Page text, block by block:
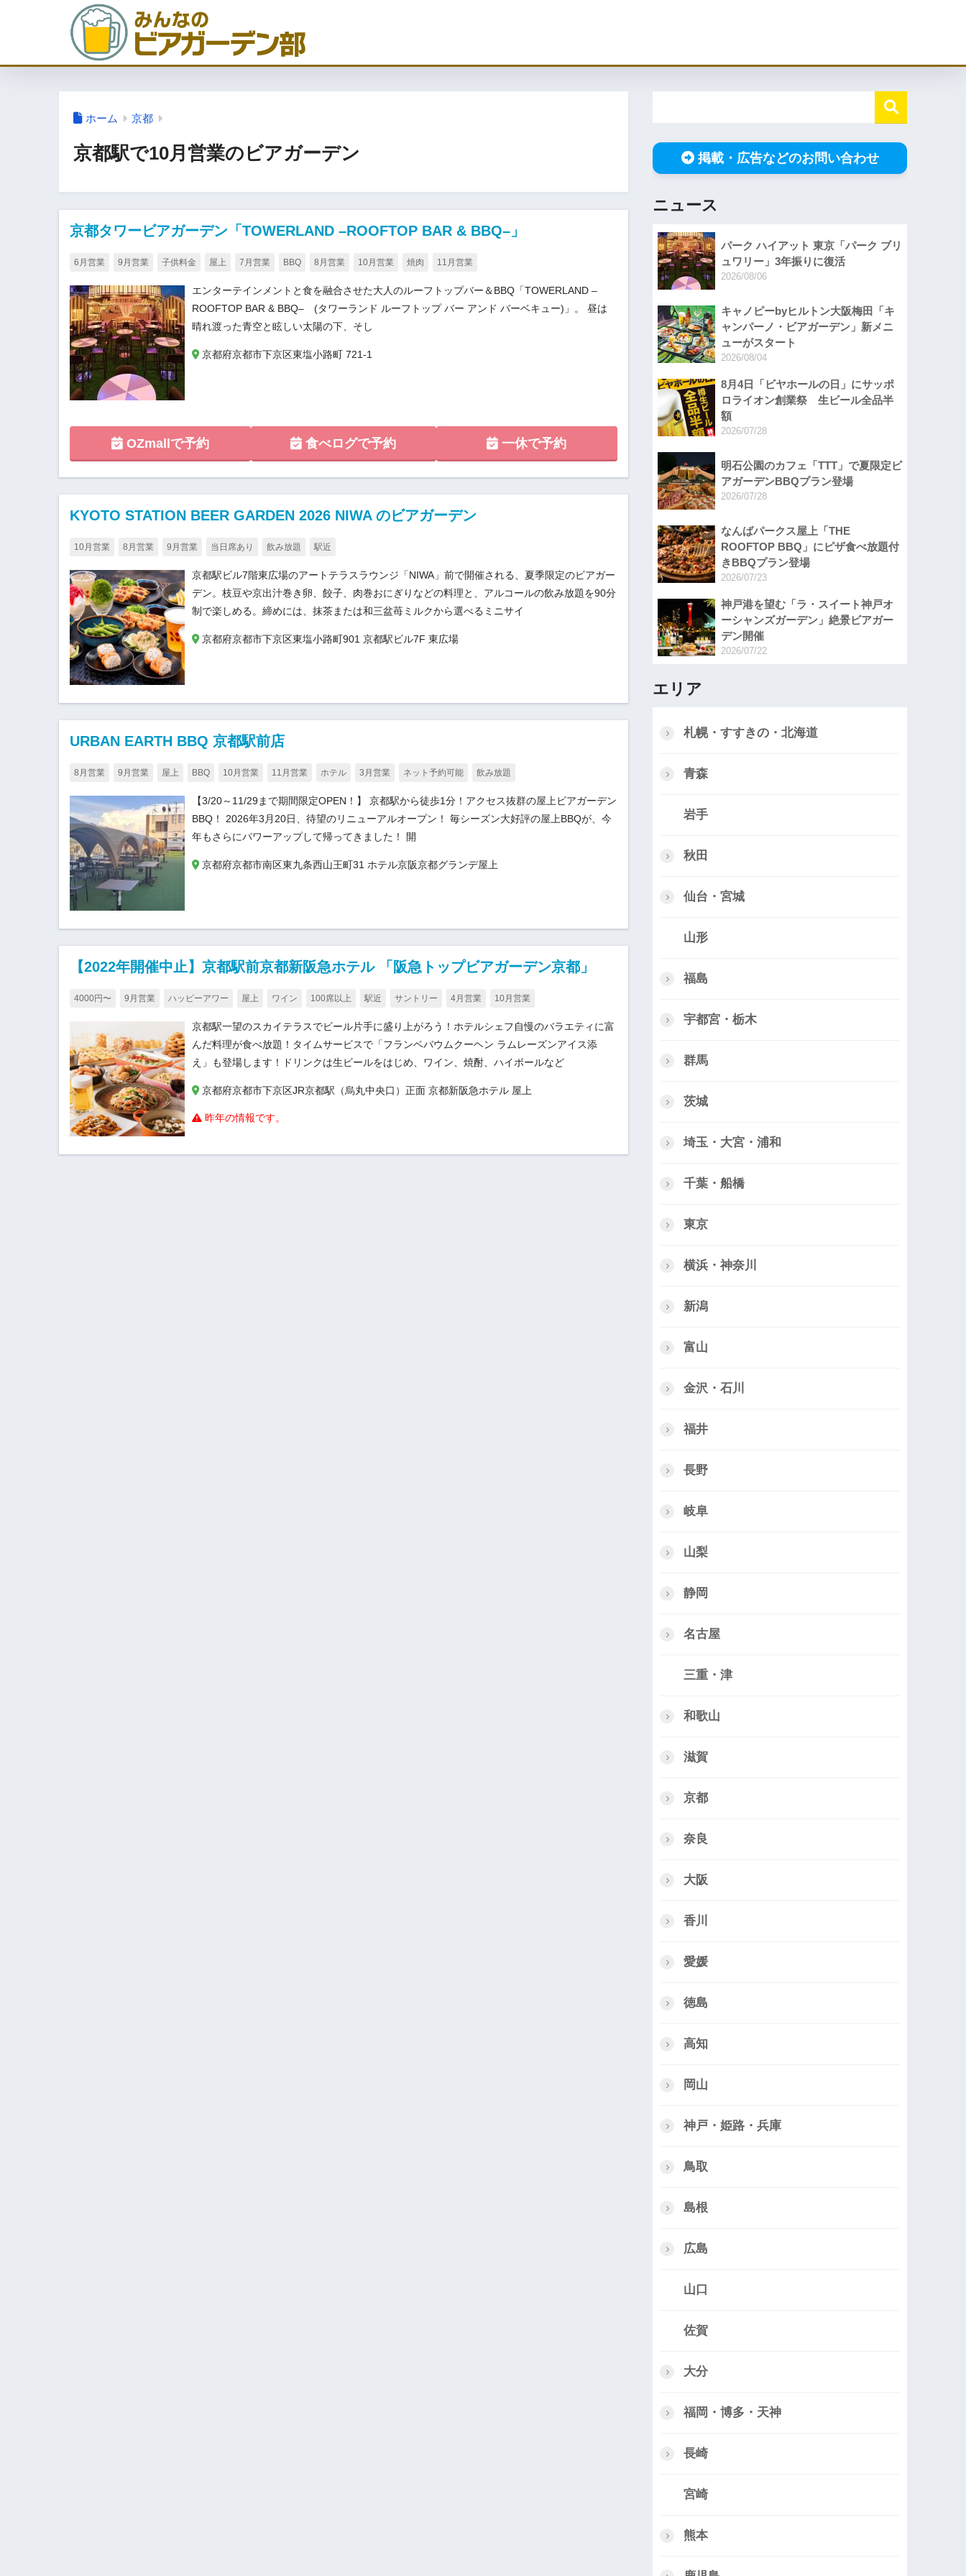
ホーム 京都
京都駅で10月営業のビアガーデン
京都タワービアガーデン「TOWERLAND –ROOFTOP BAR & BBQ–」
6月営業 9月営業 子供料金 屋上 7月営業 BBQ 8月営業 10月営業 焼肉 11月営業
エンターテインメントと食を融合させた大人のルーフトップバー＆BBQ「TOWERLAND –
ROOFTOP BAR & BBQ– (タワーランド ルーフトップ バー アンド バーベキュー)」。 昼は
晴れ渡った青空と眩しい太陽の下、そし
京都府京都市下京区東塩小路町 721-1
OZmallで予約 食べログで予約 一休で予約
KYOTO STATION BEER GARDEN 2026 NIWA のビアガーデン
10月営業 8月営業 9月営業 当日席あり 飲み放題 駅近
京都駅ビル7階東広場のアートテラスラウンジ「NIWA」前で開催される、夏季限定のビアガー
デン。枝豆や京出汁巻き卵、餃子、肉巻おにぎりなどの料理と、アルコールの飲み放題を90分
制で楽しめる。締めには、抹茶または和三盆苺ミルクから選べるミニサイ
京都府京都市下京区東塩小路町901 京都駅ビル7F 東広場
URBAN EARTH BBQ 京都駅前店
8月営業 9月営業 屋上 BBQ 10月営業 11月営業 ホテル 3月営業 ネット予約可能 飲み放題
【3/20～11/29まで期間限定OPEN！】 京都駅から徒歩1分！アクセス抜群の屋上ビアガーデン
BBQ！ 2026年3月20日、待望のリニューアルオープン！ 毎シーズン大好評の屋上BBQが、今
年もさらにパワーアップして帰ってきました！ 開
京都府京都市南区東九条西山王町31 ホテル京阪京都グランデ屋上
【2022年開催中止】京都駅前京都新阪急ホテル 「阪急トップビアガーデン京都」
4000円〜 9月営業 ハッピーアワー 屋上 ワイン 100席以上 駅近 サントリー 4月営業 10月営業
京都駅一望のスカイテラスでビール片手に盛り上がろう！ホテルシェフ自慢のバラエティに富
んだ料理が食べ放題！タイムサービスで「フランベバウムクーヘン ラムレーズンアイス添
え」も登場します！ドリンクは生ビールをはじめ、ワイン、焼酎、ハイボールなど
京都府京都市下京区JR京都駅（烏丸中央口）正面 京都新阪急ホテル 屋上
昨年の情報です。
掲載・広告などのお問い合わせ
ニュース
パーク ハイアット 東京「パーク ブリ
ュワリー」3年振りに復活
2026/08/06
キャノピーbyヒルトン大阪梅田「キ
ャンパーノ・ビアガーデン」新メニ
ューがスタート
2026/08/04
8月4日「ビヤホールの日」にサッポ
ロライオン創業祭 生ビール全品半
額
2026/07/28
明石公園のカフェ「TTT」で夏限定ビ
アガーデンBBQプラン登場
2026/07/28
なんばパークス屋上「THE
ROOFTOP BBQ」にピザ食べ放題付
きBBQプラン登場
2026/07/23
神戸港を望む「ラ・スイート神戸オ
ーシャンズガーデン」絶景ビアガー
デン開催
2026/07/22
エリア
札幌・すすきの・北海道
青森
岩手
秋田
仙台・宮城
山形
福島
宇都宮・栃木
群馬
茨城
埼玉・大宮・浦和
千葉・船橋
東京
横浜・神奈川
新潟
富山
金沢・石川
福井
長野
岐阜
山梨
静岡
名古屋
三重・津
和歌山
滋賀
京都
奈良
大阪
香川
愛媛
徳島
高知
岡山
神戸・姫路・兵庫
鳥取
島根
広島
山口
佐賀
大分
福岡・博多・天神
長崎
宮崎
熊本